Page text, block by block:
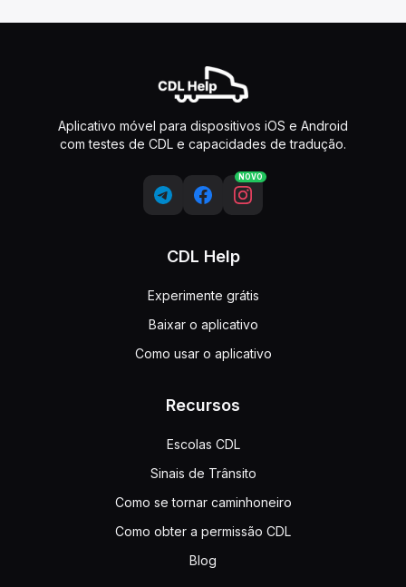
Aplicativo móvel para dispositivos iOS e Android
com testes de CDL e capacidades de tradução.
NOVO
CDL Help
Experimente grátis
Baixar o aplicativo
Como usar o aplicativo
Recursos
Escolas CDL
Sinais de Trânsito
Como se tornar caminhoneiro
Como obter a permissão CDL
Blog